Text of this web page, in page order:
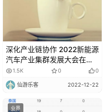
深化产业链协作 2022新能源
汽车产业集群发展大会在金
华隆重召开
1.5K 0 0
仙游乐客 2022-12-22
业界